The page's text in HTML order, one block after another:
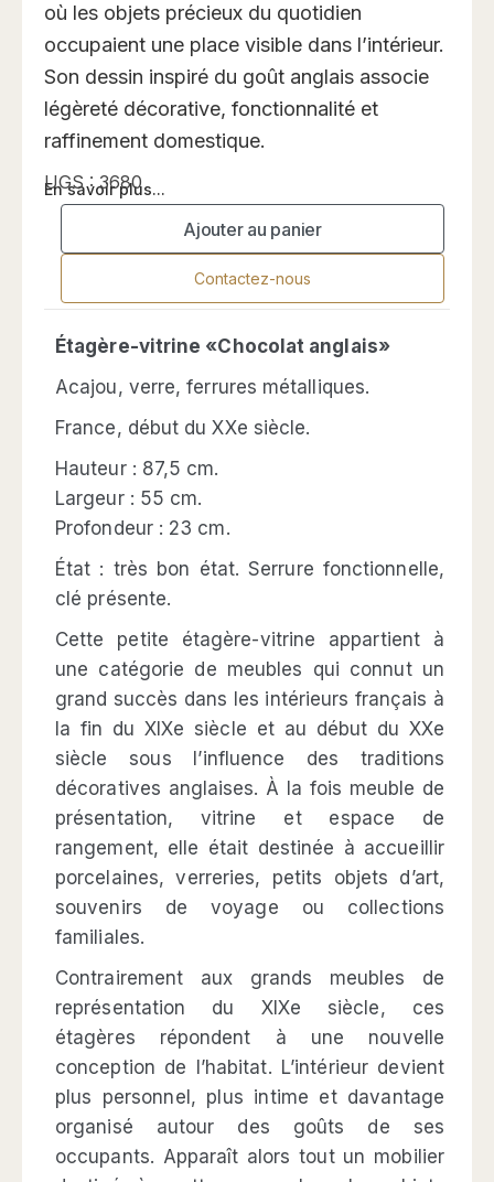
où les objets précieux du quotidien
occupaient une place visible dans l’intérieur.
Son dessin inspiré du goût anglais associe
légèreté décorative, fonctionnalité et
raffinement domestique.
En savoir plus...
UGS :3680
Ajouter au panier
Contactez-nous
Étagère-vitrine «Chocolat anglais»
Acajou, verre, ferrures métalliques.
France, début du XXe siècle.
Hauteur : 87,5 cm.
Largeur : 55 cm.
Profondeur : 23 cm.
État : très bon état. Serrure fonctionnelle,
clé présente.
Cette petite étagère-vitrine appartient à
une catégorie de meubles qui connut un
grand succès dans les intérieurs français à
la fin du XIXe siècle et au début du XXe
siècle sous l’influence des traditions
décoratives anglaises. À la fois meuble de
présentation, vitrine et espace de
rangement, elle était destinée à accueillir
porcelaines, verreries, petits objets d’art,
souvenirs de voyage ou collections
familiales.
Contrairement aux grands meubles de
représentation du XIXe siècle, ces
étagères répondent à une nouvelle
conception de l’habitat. L’intérieur devient
plus personnel, plus intime et davantage
organisé autour des goûts de ses
occupants. Apparaît alors tout un mobilier